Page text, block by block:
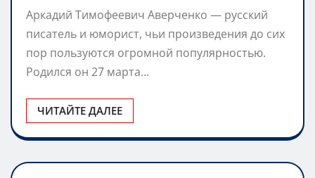
Аркадий Тимофеевич Аверченко — русский
писатель и юморист, чьи произведения до сих
пор пользуются огромной популярностью.
Родился он 27 марта…
ЧИТАЙТЕ ДАЛЕЕ